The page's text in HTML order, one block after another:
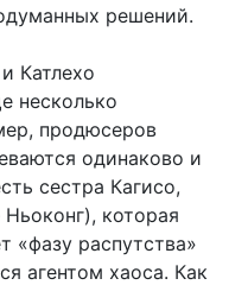
решений.
Катлехо
несколько
продюсеров
одинаково и
сестра Кагисо,
которая
«фазу распутства»
агентом хаоса. Как